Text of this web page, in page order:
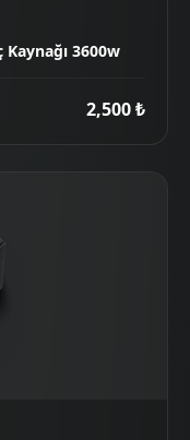
Kaynağı 3600w
2,500 ₺